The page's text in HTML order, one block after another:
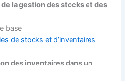
la gestion des stocks et des
base
de stocks et d’inventaires
des inventaires dans un